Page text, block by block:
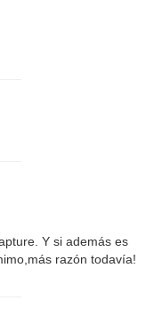
Y si además es
razón todavía!